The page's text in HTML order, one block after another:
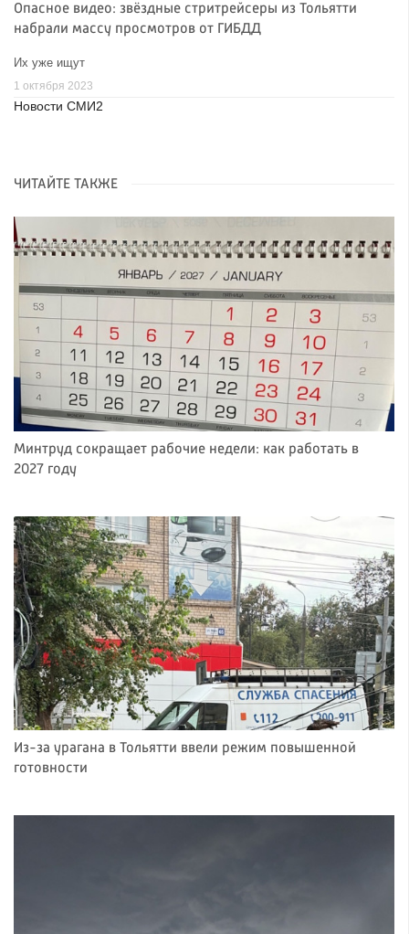
Опасное видео: звёздные стритрейсеры из Тольятти
набрали массу просмотров от ГИБДД
Их уже ищут
1 октября 2023
Новости СМИ2
ЧИТАЙТЕ ТАКЖЕ
Минтруд сокращает рабочие недели: как работать в
2027 году
Из-за урагана в Тольятти ввели режим повышенной
готовности